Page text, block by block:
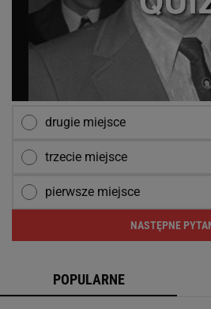
drugie miejsce
trzecie miejsce
pierwsze miejsce
NASTĘPNE
POPULARNE